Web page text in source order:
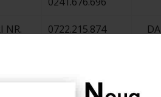
NR.
0722.215.874 DA